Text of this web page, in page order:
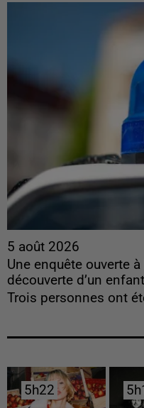
5 août 2026
Une enquête ouverte
découverte d’un
Trois personnes ont
5h22
5h22